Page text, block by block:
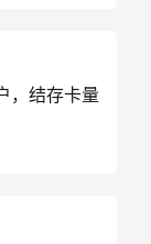
，结存卡量